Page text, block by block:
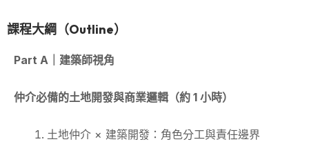
課程大綱（Outline）
Part A ｜建築師視角
仲介必備的土地開發與商業邏輯（約 1 小時）
土地仲介 × 建築開發：角色分工與責任邊界